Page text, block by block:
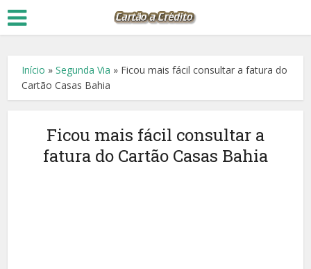
Início »Segunda Via » Ficou mais fácil consultar a fatura do
Cartão Casas Bahia
Ficou mais fácil consultar a
fatura do Cartão Casas Bahia